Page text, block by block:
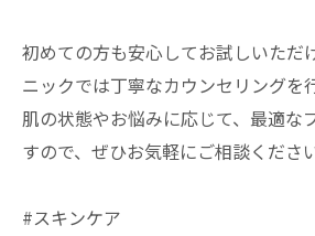
初めての方も安心してお試しいただ
ニックでは丁寧なカウンセリングを
肌の状態やお悩みに応じて、最適な
すので、ぜひお気軽にご相談くださ
#スキンケア